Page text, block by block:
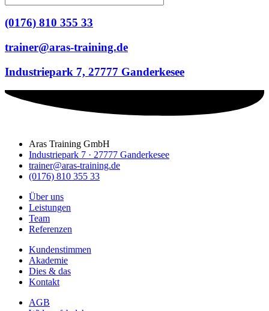
(0176) 810 355 33
trainer@aras-training.de
Industriepark 7, 27777 Ganderkesee
Aras Training GmbH
Industriepark 7 · 27777 Ganderkesee
trainer@aras-training.de
(0176) 810 355 33
Über uns
Leistungen
Team
Referenzen
Kundenstimmen
Akademie
Dies & das
Kontakt
AGB